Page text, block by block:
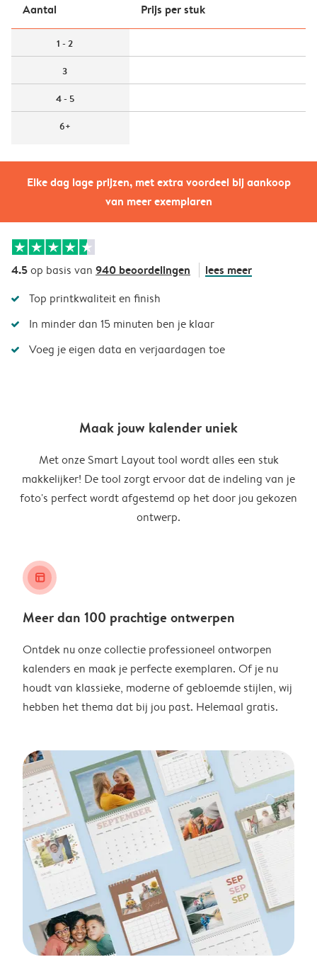
Elke dag lage prijzen, met extra voordeel bij aankoop
van meer exemplaren
Aantal Prijs per stuk
1 - 2
3
4 - 5
6+
4.5op basis van 940 beoordelingen lees meer
Top printkwaliteit en finish
In minder dan 15 minuten ben je klaar
Voeg je eigen data en verjaardagen toe
Maak jouw kalender uniek
Met onze Smart Layout tool wordt alles een stuk
makkelijker! De tool zorgt ervoor dat de indeling van je
foto's perfect wordt afgestemd op het door jou gekozen
ontwerp.
layout_alt
Meer dan 100 prachtige ontwerpen
Ontdek nu onze collectie professioneel ontworpen
kalenders en maak je perfecte exemplaren. Of je nu
houdt van klassieke, moderne of gebloemde stijlen, wij
hebben het thema dat bij jou past. Helemaal gratis.